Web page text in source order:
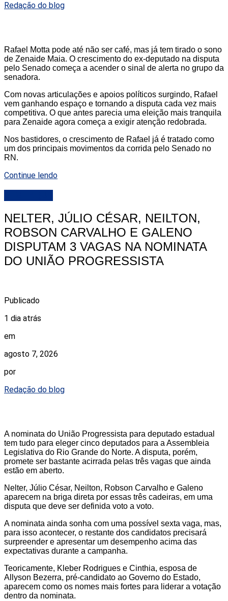
Redação do blog
Rafael Motta pode até não ser café, mas já tem tirado o sono
de Zenaide Maia. O crescimento do ex-deputado na disputa
pelo Senado começa a acender o sinal de alerta no grupo da
senadora.
Com novas articulações e apoios políticos surgindo, Rafael
vem ganhando espaço e tornando a disputa cada vez mais
competitiva. O que antes parecia uma eleição mais tranquila
para Zenaide agora começa a exigir atenção redobrada.
Nos bastidores, o crescimento de Rafael já é tratado como
um dos principais movimentos da corrida pelo Senado no
RN.
Continue lendo
NELTER, JÚLIO CÉSAR, NEILTON,
ROBSON CARVALHO E GALENO
DISPUTAM 3 VAGAS NA NOMINATA
DO UNIÃO PROGRESSISTA
Publicado
1 dia atrás
em
agosto 7, 2026
por
Redação do blog
A nominata do União Progressista para deputado estadual
tem tudo para eleger cinco deputados para a Assembleia
Legislativa do Rio Grande do Norte. A disputa, porém,
promete ser bastante acirrada pelas três vagas que ainda
estão em aberto.
Nelter, Júlio César, Neilton, Robson Carvalho e Galeno
aparecem na briga direta por essas três cadeiras, em uma
disputa que deve ser definida voto a voto.
A nominata ainda sonha com uma possível sexta vaga, mas,
para isso acontecer, o restante dos candidatos precisará
surpreender e apresentar um desempenho acima das
expectativas durante a campanha.
Teoricamente, Kleber Rodrigues e Cinthia, esposa de
Allyson Bezerra, pré-candidato ao Governo do Estado,
aparecem como os nomes mais fortes para liderar a votação
dentro da nominata.